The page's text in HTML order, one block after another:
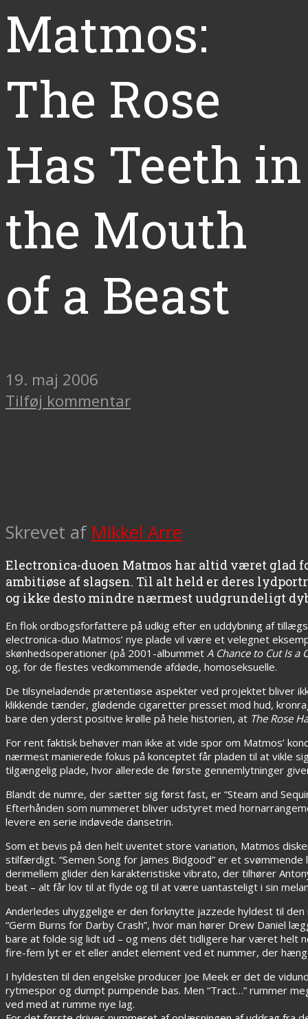
Matmos:
The Rose
Has Teeth in
the Mouth
of a Beast
19. maj 2006
Tilføj kommentar
Skrevet af Mikkel Arre
Electronica-duoen Matmos har altid været glad
ambitiøse af slagsen. Til alt held er deres
og ikke desto mindre nærmest uudgrundeligt
En flok ordbogsforfattere på udkig efter en uddybning af
electronica-duo Matmos’ nye plade vil være et velegnet
skønhedsoperationer (på 2001-albummet A Chance to Cut Is a
og, for de flestes vedkommende afdøde, homoseksuelle.
De tilsyneladende prætentiøse aspekter ved projektet bliver
klikkende tænder, glødende cigaretter presset mod hud,
bare den yderst positive krølle på hele historien, at The Rose
For rent faktisk behøver man ikke at vide spor om Matmos’
nærmest manierede fokus på konceptet får pladen til at vikle
tilgængelig plade, hvor allerede de første gennemlytninger
Blandt de numre, der sætter sig først fast, er “Steam and
Efterhånden som nummeret bliver udstyret med
levere en serie indøvede dansetrin.
Som et bevis på den helt uventet store variation, Matmos
stilfærdigt. “Semen Song for James Bidgood” er et
derimellem glider den karakteristiske vibrato, der tilhører
beat – alt får lov til at flyde og til at være uantasteligt i sin
Anderledes uhyggelige er den forknytte jazzede hyldest til
“Germ Burns for Darby Crash”, hvor man hører Drew Daniel
bare at folde sig lidt ud – og mens dét tidligere har været helt
fire-fem lyt er et eller andet element ved et nummer, der
I hyldesten til den engelske producer Joe Meek er det de
rytmespor og dumpt pumpende bas. Men “Tract…” rummer
ved med at rumme nye lag.